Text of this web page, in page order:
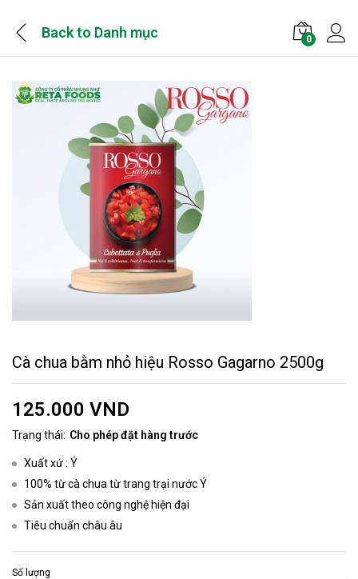
Back to Danh mục 0
Cà chua bằm nhỏ hiệu Rosso Gagarno 2500g
125.000 VND
Trạng thái: Cho phép đặt hàng trước
Xuất xứ : Ý
100% từ cà chua từ trang trại nước Ý
Sản xuất theo công nghệ hiện đại
Tiêu chuẩn châu âu
Số lượng